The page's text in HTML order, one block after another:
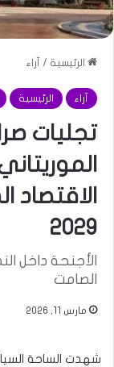
الرئيسية / آراء
آراء الرئيسية
تجليات
الاقتصاد
2029
الأجنحة داخل
الصامت
مارس 11, 2026
شهدت الساحة